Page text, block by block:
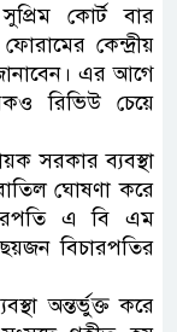
কোর্ট বার
কেন্দ্রীয়
এর আগে
রিভিউ চেয়ে
সরকার ব্যবস্থা
ঘোষণা করে
এ বি এম
বিচারপতির
অন্তর্ভুক্ত করে